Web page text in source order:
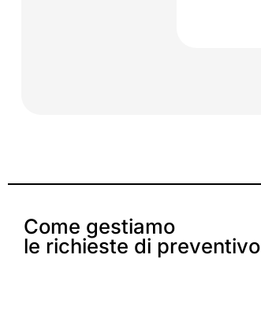
Come gestiamo
le richieste di preventivo